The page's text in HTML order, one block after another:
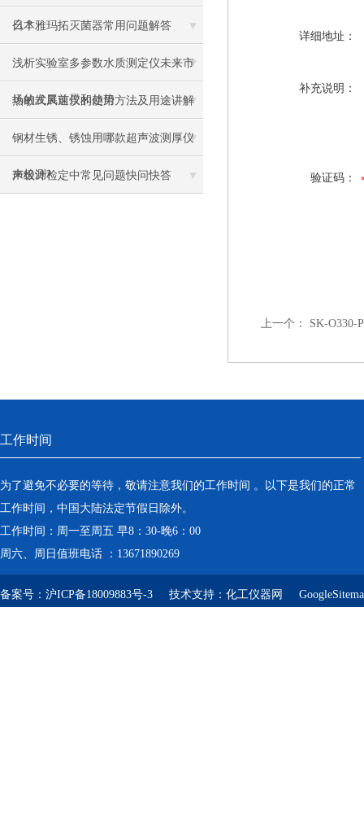
么？
日本雅玛拓灭菌器常用问题解答
浅析实验室多参数水质测定仪未来市
场的发展前景和趋势
热敏式风速仪的使用方法及用途讲解
钢材生锈、锈蚀用哪款超声波测厚仪
来检测?
声级计检定中常见问题快问快答
详细地址：
补充说明：
验证码：
上一个： SK-O330-
工作时间
为了避免不必要的等待，敬请注意我们的工作时间 。以下是我们的正常
工作时间，中国大陆法定节假日除外。
工作时间：周一至周五 早8：30-晚6：00
周六、周日值班电话 ：13671890269
备案号： 沪ICP备18009883号-3 技术支持： 化工仪器网